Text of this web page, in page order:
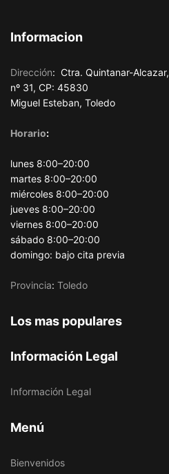
Informacion
Dirección: Ctra. Quintanar-Alcazar,
nº 31, CP: 45830
Miguel Esteban, Toledo
Horario:
lunes 8:00–20:00
martes 8:00–20:00
miércoles 8:00–20:00
jueves 8:00–20:00
viernes 8:00–20:00
sábado 8:00–20:00
domingo: bajo cita previa
Provincia: Toledo
Los mas populares
Información Legal
Información Legal
Menú
Bienvenidos